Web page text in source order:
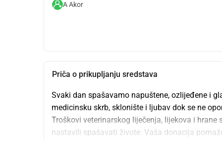
A Akor
Priča o prikupljanju sredstava
Svaki dan spašavamo napuštene, ozlijeđene i
medicinsku skrb, sklonište i ljubav dok se ne
Troškovi veterinarskog liječenja, lijekova i
nastavili spašavati živote. Vaša donacija